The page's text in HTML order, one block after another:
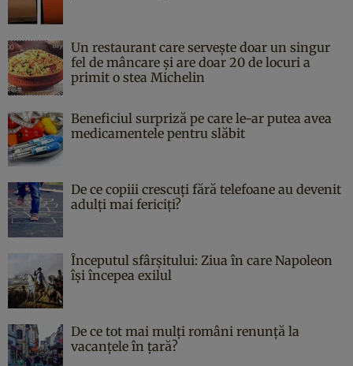
Un restaurant care servește doar un singur
fel de mâncare și are doar 20 de locuri a
primit o stea Michelin
Beneficiul surpriză pe care le-ar putea avea
medicamentele pentru slăbit
De ce copiii crescuți fără telefoane au devenit
adulți mai fericiți?
Începutul sfârşitului: Ziua în care Napoleon
îşi începea exilul
De ce tot mai mulți români renunță la
vacanțele în țară?